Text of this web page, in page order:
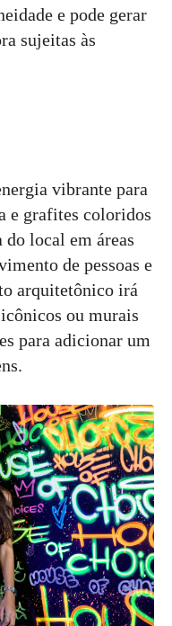
e pode gerar
sujeitas às
vibrante para
e grafites coloridos
do local em áreas
de pessoas e
arquitetônico irá
ou murais
para adicionar um